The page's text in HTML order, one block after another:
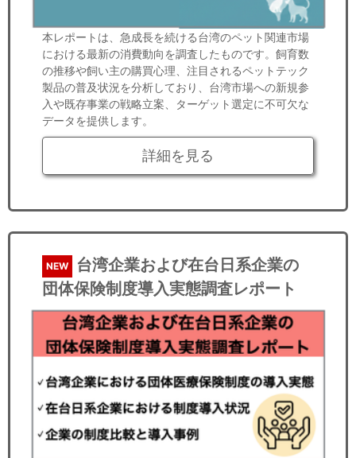
本レポートは、急成長を続ける台湾のペット関連市場
における最新の消費動向を調査したものです。飼育数
の推移や飼い主の購買心理、注目されるペットテック
製品の普及状況を分析しており、台湾市場への新規参
入や既存事業の戦略立案、ターゲット選定に不可欠な
データを提供します。
詳細を見る
NEW
台湾企業および在台日系企業の
団体保険制度導入実態調査レポート